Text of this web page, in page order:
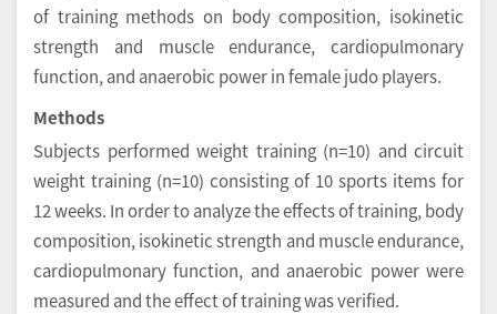
of training methods on body composition, isokinetic
strength and muscle endurance, cardiopulmonary
function, and anaerobic power in female judo players.
Methods
Subjects performed weight training (n=10) and circuit
weight training (n=10) consisting of 10 sports items for
12 weeks. In order to analyze the effects of training, body
composition, isokinetic strength and muscle endurance,
cardiopulmonary function, and anaerobic power were
measured and the effect of training was verified.